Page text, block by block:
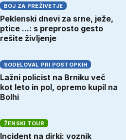
BOJ ZA PREŽIVETJE
Peklenski dnevi za srne, ježe,
ptice ...: s preprosto gesto
rešite življenje
SODELOVAL PRI POSTOPKIH
Lažni policist na Brniku več
kot leto in pol, opremo kupil na
Bolhi
ŽENSKI TOUR
Incident na dirki: voznik